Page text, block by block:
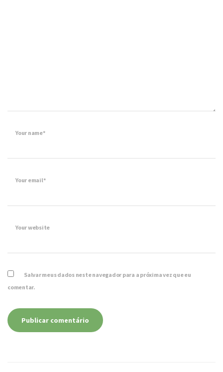
Your name*
Your email*
Your website
Salvar meus dados neste navegador para a próxima vez que eu
comentar.